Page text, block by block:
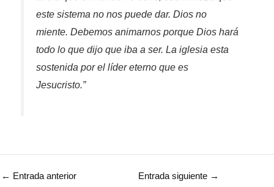
este sistema no nos puede dar. Dios no
miente. Debemos animarnos porque Dios hará
todo lo que dijo que iba a ser. La iglesia esta
sostenida por el líder eterno que es
Jesucristo.”
← Entrada anterior Entrada siguiente →